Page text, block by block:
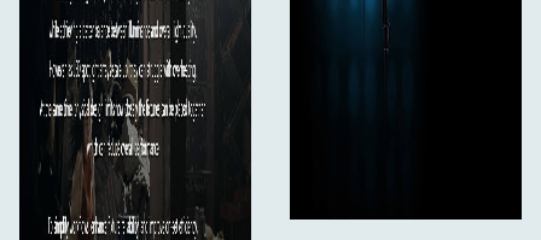
at designet forbliver relativt let i sin klasse. IP66-
klassificeringen gør den velegnet til udfordrende
produktionsmiljøer, herunder regn, varme og støv.
Køling varetages af et luftstrømssystem fra front til bag,
der er specielt designet til at reducere varmeophobning i
tætte array-konfigurationer. Der er fire blæsertilstande
til rådighed: Smart, Fuld hastighed, Lav hastighed og Fra.
I Smart-tilstand justerer armaturet automatisk